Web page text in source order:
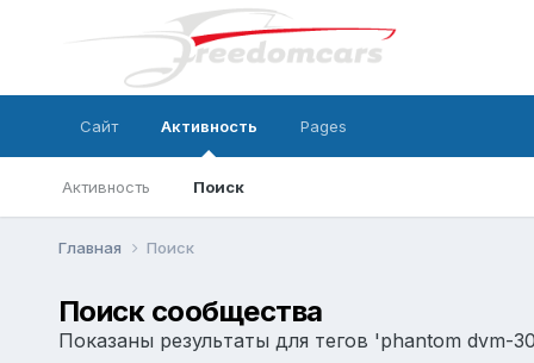
Сайт Активность
Активность Поиск
Pages
Главная Поиск
Поиск сообщества
Показаны результаты для тегов 'phantom dvm-